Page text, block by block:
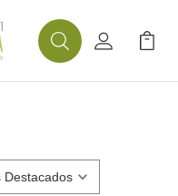
BuscarMi Cuenta
Mi